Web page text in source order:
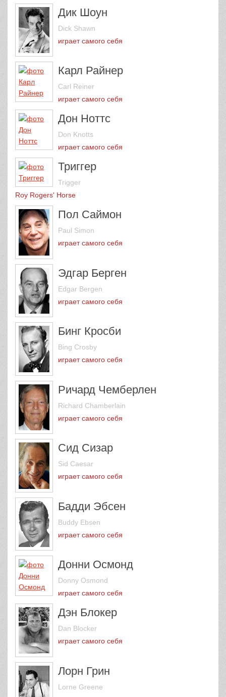
Дик Шоун
Dick Shawn
играет самого себя
Карл Райнер
Carl Reiner
играет самого себя
Дон Ноттс
Don Knotts
играет самого себя
Триггер
Trigger
Roy Rogers' Horse
Пол Саймон
Paul Simon
играет самого себя
Эдгар Берген
Edgar Bergen
играет самого себя
Бинг Кросби
Bing Crosby
играет самого себя
Ричард Чемберлен
Richard Chamberlain
играет самого себя
Сид Сизар
Sid Caesar
играет самого себя
Бадди Эбсен
Buddy Ebsen
играет самого себя
Донни Осмонд
Donny Osmond
играет самого себя
Дэн Блокер
Dan Blocker
играет самого себя
Лорн Грин
Lorne Greene